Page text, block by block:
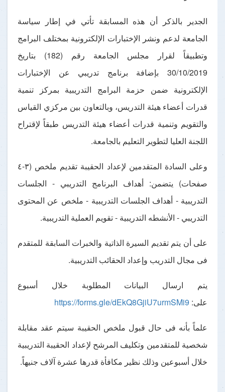
الجدير بالذكر أن هذه المسابقة تأتي في إطار سياسة
الجامعة لدعم ونشر الإختبارات الإلكترونية بمختلف البرامج
وتطبيقاً لقرار مجلس الجامعة رقم (182) بتاريخ
30/10/2019 بإضافة برنامج تدريبي عن الإختبارات
الإلكترونية ضمن حزمة البرامج التدريبية بمركز تنمية
قدرات أعضاء هيئة التدريس، وبالتعاون بين مركزي القياس
والتقويم وتنمية قدرات أعضاء هيئة التدريس طبقاً لإقتراح
اللجنة العليا لتطوير التعليم بالجامعة.
وعلى السادة المتقدمين لإعداد الحقيبة تقديم ملخص (٣-٤
صفحات) يتضمن: أهداف البرنامج التدريبي - الجلسات
التدريبية - أهداف الجلسات التدريبية - ملخص عن المحتوى
التدريبي - الأنشطه التدريبية - تقويم العملية التدريبية.
على أن يتم تقديم السيرة الذاتية والخبرات السابقة للمتقدم
فى مجال التدريب وإعداد الحقائب التدريبية.
يتم ارسال البيانات المطلوبة خلال أسبوع
على: https://forms.gle/dEkQ8GjiU7urmSMi9
علماً بأنه فى حال قبول ملخص الحقيبة سيتم عقد مقابلة
شخصية للمتقدمين وتكليف المرشح لإعداد الحقيبة التدريبية
خلال أسبوعين وذلك نظير مكافأة قدرها عشرة آلاف جنيهاً.